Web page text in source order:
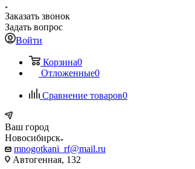
Заказать звонок
Задать вопрос
Войти
Корзина0
Отложенные0
Сравнение товаров0
Ваш город
Новосибирск
mnogotkani_rf@mail.ru
Автогенная, 132